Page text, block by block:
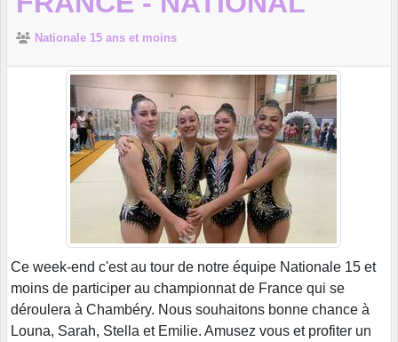
Nationale 15 ans et moins
Ce week-end c'est au tour de notre équipe Nationale 15 et
moins de participer au championnat de France qui se
déroulera à Chambéry. Nous souhaitons bonne chance à
Louna, Sarah, Stella et Emilie. Amusez vous et profiter un